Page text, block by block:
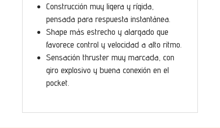
Construcción muy ligera y rígida,
pensada para respuesta instantánea.
Shape más estrecho y alargado que
favorece control y velocidad a alto ritmo.
Sensación thruster muy marcada, con
giro explosivo y buena conexión en el
pocket.